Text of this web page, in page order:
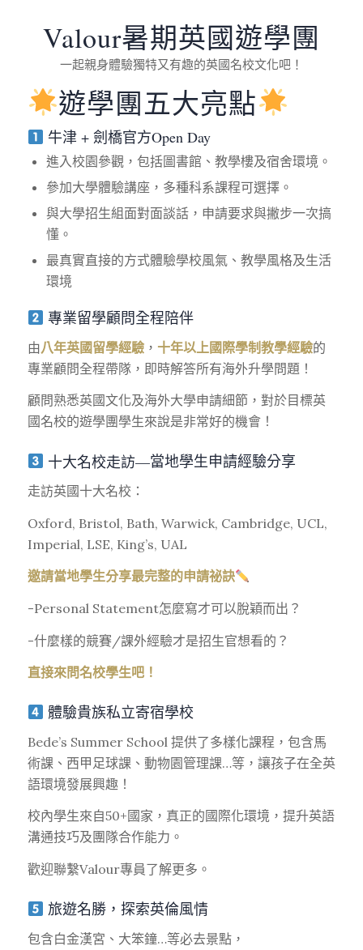
Valour暑期英國遊學團
一起親身體驗獨特又有趣的英國名校文化吧！
遊學團五大亮點
牛津 + 劍橋官方Open Day
進入校園參觀，包括圖書館、教學樓及宿舍環境。
參加大學體驗講座，多種科系課程可選擇。
與大學招生組面對面談話，申請要求與撇步一次搞
懂。
最真實直接的方式體驗學校風氣、教學風格及生活
環境
專業留學顧問全程陪伴
由八年英國留學經驗， 十年以上國際學制教學經驗的
專業顧問全程帶隊， 即時解答所有海外升學問題！
顧問熟悉英國文化及海外大學申請細節，對於目標英
國名校的遊學團學生來說是非常好的機會！
十大名校走訪—當地學生申請經驗分享
走訪英國十大名校：
Oxford, Bristol, Bath, Warwick, Cambridge, UCL,
Imperial, LSE, King’s, UAL
邀請當地學生分享最完整的申請祕訣
-Personal Statement怎麼寫才可以脫穎而出？
-什麼樣的競賽/課外經驗才是招生官想看的？
直接來問名校學生吧！
體驗貴族私立寄宿學校
Bede’s Summer School 提供了多樣化課程，包含馬
術課 、 西甲足球課 、 動物園管理課…等，讓孩子在全英
語環境發展興趣！
校內學生來自50+國家， 真正的國際化環境，提升英語
溝通技巧及團隊合作能力。
歡迎聯繫Valour專員了解更多。
旅遊名勝，探索英倫風情
包含白金漢宮、大笨鐘…等必去景點，